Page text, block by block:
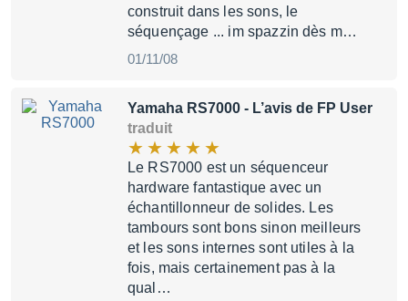
construit dans les sons, le
séquençage ... im spazzin dès m…
01/11/08
Yamaha RS7000 - L’avis de FP User
traduit
Le RS7000 est un séquenceur
hardware fantastique avec un
échantillonneur de solides. Les
tambours sont bons sinon meilleurs
et les sons internes sont utiles à la
fois, mais certainement pas à la
qual…